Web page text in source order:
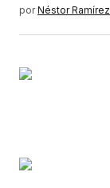
por Néstor Ramírez